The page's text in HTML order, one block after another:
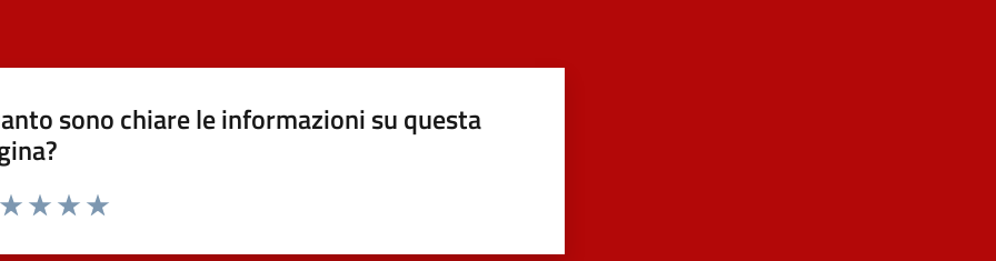
sono chiare le informazioni su questa
da 1 a 5 stelle la pagina